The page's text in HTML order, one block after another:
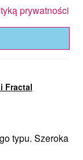
prywatności
Fractal
typu. Szeroka